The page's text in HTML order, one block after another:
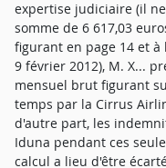
expertise judiciaire (il
somme de 6 617,03
figurant en page 14 et
9 février 2012), M. X...
mensuel brut figurant
temps par la Cirrus
d'autre part, les
Iduna pendant ces
calcul a lieu d'être